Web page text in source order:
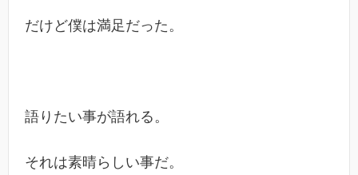
だけど僕は満足だった。
語りたい事が語れる。
それは素晴らしい事だ。